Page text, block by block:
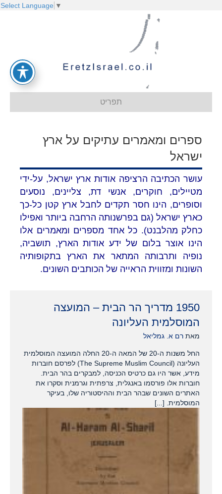
Select Language ▼
תפריט
ספרים ומאמרים עתיקים על ארץ
ישראל
עושר הכתיבה הרציפה אודות ארץ ישראל, על-ידי
מטיילים, חוקרים, אנשי דת, צליינים, נוסעים
וסופרים, הינו חסר תקדים לחבל ארץ קטן כל-כך
כארץ ישראל (גם בפרשנותה הרחבה ביותר ואפילו
כחלק מהלבנט). כל אחד מספרים ומאמרים אלו
הינו אוצר בלום של ידע אודות הארץ, תושביה,
נופיה ותרבותה המתאר את הארץ בתקופותיה
השונות ומזווית הראייה של הכותבים השונים.
1950 מדריך הר הבית – המועצה
המוסלמית העליונה
מאת רם א. גמליאל
החל משנות ה-20 של המאה ה-20 החלה המועצה המוסלמית
העליונה (The Supreme Muslim Council) לפרסם חוברות
מידע, אשר היו גם כרטיס הכניסה, למבקרים בהר הבית.
חוברות אלו פורסמו באנגלית, צרפתית וגרמנית וסקרו את
האתרים השונים שבהר הבית וההיסטוריה שלו, בעיקר
המוסלמית. [...]